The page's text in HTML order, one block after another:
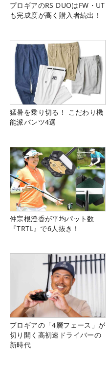
プロギアのRS DUOはFW・UT
も完成度が高く購入者続出！
猛暑を乗り切る！ こだわり機
能派パンツ4選
仲宗根澄香が平均パット数
『TRTL』で6人抜き！
プロギアの「4層フェース」が
切り開く高初速ドライバーの
新時代